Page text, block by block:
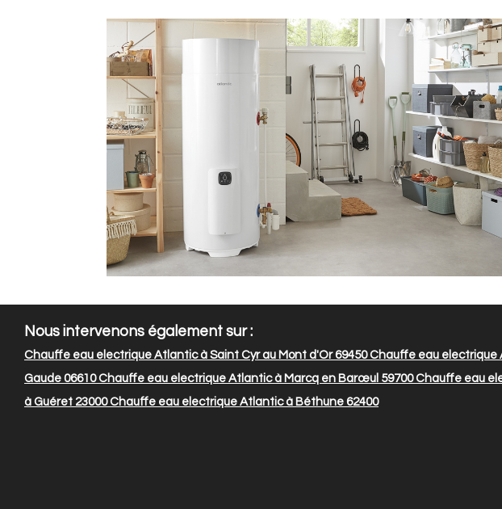
Nous intervenons également sur :
Chauffe eau electrique Atlantic à Saint Cyr au Mont d'Or 69450Chauffe eau electrique
Gaude 06610Chauffe eau electrique Atlantic à Marcq en Barœul 59700Chauffe eau
à Guéret 23000Chauffe eau electrique Atlantic à Béthune 62400